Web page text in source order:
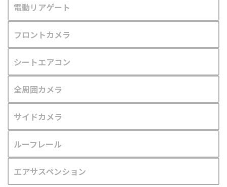
電動リアゲート
フロントカメラ
シートエアコン
全周囲カメラ
サイドカメラ
ルーフレール
エアサスペンション